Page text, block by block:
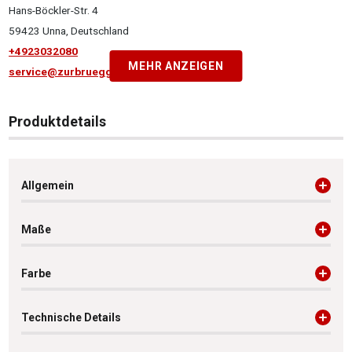
Hans-Böckler-Str. 4
59423 Unna, Deutschland
+4923032080
service@zurbrueggen.deMEHR ANZEIGEN
Produktdetails
Allgemein
Maße
Farbe
Technische Details